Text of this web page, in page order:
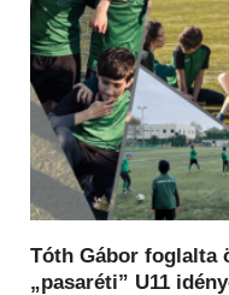
Tóth Gábor foglalta
„pasaréti” U11